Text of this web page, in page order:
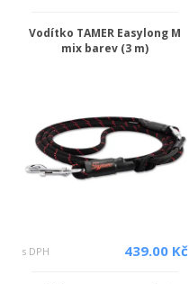
Vodítko TAMER Easylong M
mix barev (3 m)
s DPH 439.00 Kč